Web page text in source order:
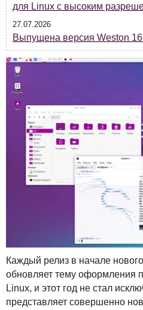
для Linux с высоким
27.07.2026
Выпущена версия Weston
Каждый релиз в начале
обновляет тему оформления
Linux, и этот год не стал
представляет совершенно